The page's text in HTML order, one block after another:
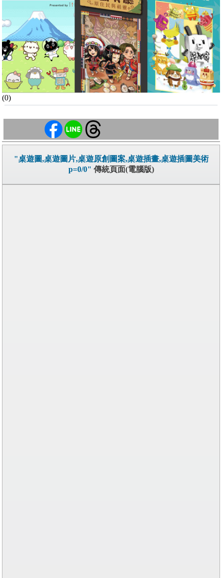
(0)
"桌遊圖,桌遊圖片,桌遊原創圖案,桌遊插畫,桌遊插圖美術
p=0/0" 傳統頁面(電腦版)